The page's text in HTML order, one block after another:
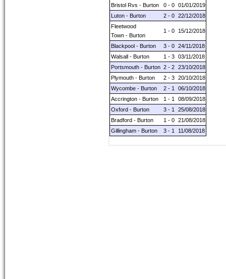
Bristol Rvs - Burton
0 - 0 01/01/2019
Luton - Burton
2 - 0 22/12/2018
Fleetwood
Town - Burton
1 - 0 15/12/2018
Blackpool - Burton 3 - 0 24/11/2018
Walsall - Burton
1 - 3 03/11/2018
Portsmouth - Burton 2 - 2 23/10/2018
Plymouth - Burton
2 - 3 20/10/2018
Wycombe - Burton
2 - 1
06/10/2018
Accrington - Burton
1 - 1
08/09/2018
Oxford - Burton
3 - 1
25/08/2018
Bradford - Burton
1 - 0 21/08/2018
Gillingham - Burton
3 - 1 11/08/2018